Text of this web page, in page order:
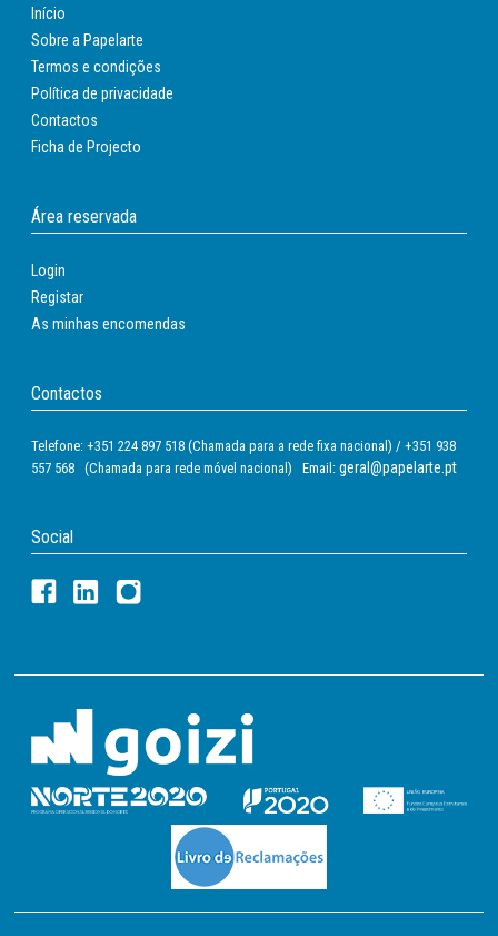
Início
Sobre a Papelarte
Termos e condições
Política de privacidade
Contactos
Ficha de Projecto
Área reservada
Login
Registar
As minhas encomendas
Contactos
Telefone: +351 224 897 518 (Chamada para a rede fixa nacional) / +351 938
557 568 (Chamada para rede móvel nacional) Email: geral@papelarte.pt
Social